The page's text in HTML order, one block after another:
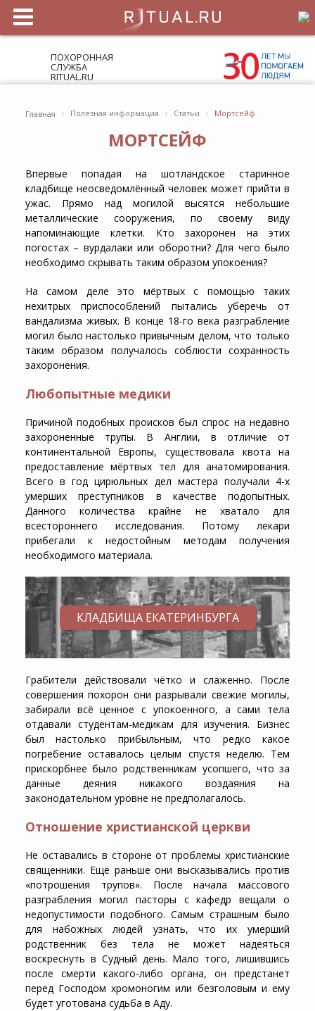
ПОХОРОННАЯ
СЛУЖБА
RITUAL.RU
Главная › Полезная информация › Статьи › Мортсейф
МОРТСЕЙФ
Впервые попадая на шотландское старинное
кладбище неосведомлённый человек может прийти в
ужас. Прямо над могилой высятся небольшие
металлические сооружения, по своему виду
напоминающие клетки. Кто захоронен на этих
погостах – вурдалаки или оборотни? Для чего было
необходимо скрывать таким образом упокоения?
На самом деле это мёртвых с помощью таких
нехитрых приспособлений пытались уберечь от
вандализма живых. В конце 18-го века разграбление
могил было настолько привычным делом, что только
таким образом получалось соблюсти сохранность
захоронения.
Любопытные медики
Причиной подобных происков был спрос на недавно
захороненные трупы. В Англии, в отличие от
континентальной Европы, существовала квота на
предоставление мёртвых тел для анатомирования.
Всего в год цирюльных дел мастера получали 4-х
умерших преступников в качестве подопытных.
Данного количества крайне не хватало для
всестороннего исследования. Потому лекари
прибегали к недостойным методам получения
необходимого материала.
КЛАДБИЩА ЕКАТЕРИНБУРГА
Грабители действовали чётко и слаженно. После
совершения похорон они разрывали свежие могилы,
забирали всё ценное с упокоенного, а сами тела
отдавали студентам-медикам для изучения. Бизнес
был настолько прибыльным, что редко какое
погребение оставалось целым спустя неделю. Тем
прискорбнее было родственникам усопшего, что за
данные деяния никакого воздаяния на
законодательном уровне не предполагалось.
Отношение христианской церкви
Не оставались в стороне от проблемы христианские
священники. Ещё раньше они высказывались против
«потрошения трупов». После начала массового
разграбления могил пасторы с кафедр вещали о
недопустимости подобного. Самым страшным было
для набожных людей узнать, что их умерший
родственник без тела не может надеяться
воскреснуть в Судный день. Мало того, лишившись
после смерти какого-либо органа, он предстанет
перед Господом хромоногим или безголовым и ему
будет уготована судьба в Аду.